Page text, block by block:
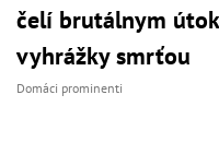
čelí brutálnym
vyhrážky smrťou
Domáci prominenti